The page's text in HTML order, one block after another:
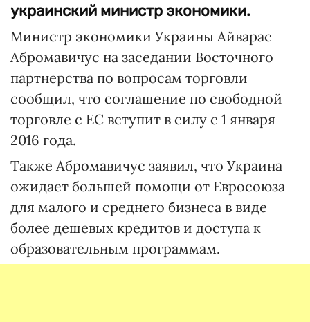
украинский министр экономики.
Министр экономики Украины Айварас
Абромавичус на заседании Восточного
партнерства по вопросам торговли
сообщил, что соглашение по свободной
торговле с ЕС вступит в силу с 1 января
2016 года.
Также Абромавичус заявил, что Украина
ожидает большей помощи от Евросоюза
для малого и среднего бизнеса в виде
более дешевых кредитов и доступа к
образовательным программам.